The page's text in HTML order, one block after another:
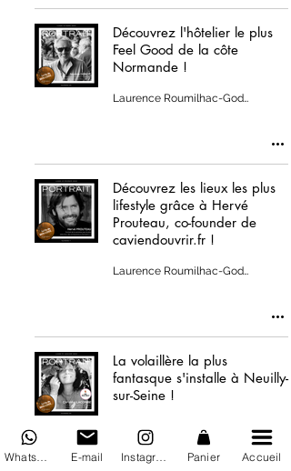
Découvrez l'hôtelier le plus
Feel Good de la côte
Normande !
Laurence Roumilhac-Godillot
Découvrez les lieux les plus
lifestyle grâce à Hervé
Prouteau, co-founder de
caviendouvrir.fr !
Laurence Roumilhac-Godillot
La volaillère la plus
fantasque s'installe à Neuilly-
sur-Seine !
E-mail Panier Accueil